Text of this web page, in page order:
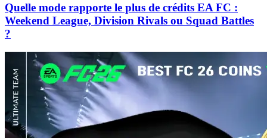
Quelle mode rapporte le plus de crédits EA FC :
Weekend League, Division Rivals ou Squad Battles
?